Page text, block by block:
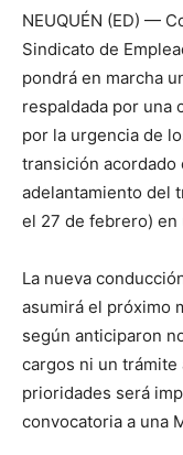
NEUQUÉN (ED) —
Sindicato de
pondrá en marcha
respaldada por una
por la urgencia de
transición acordado
adelantamiento del
el 27 de febrero) en
La nueva
asumirá el próximo
según anticiparon
cargos ni un trámite
prioridades será
convocatoria a una